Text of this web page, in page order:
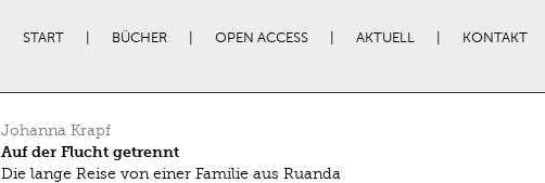
START BÜCHER OPEN ACCESS AKTUELL KONTAKT
Johanna Krapf
Auf der Flucht getrennt
Die lange Reise von einer Familie aus Ruanda